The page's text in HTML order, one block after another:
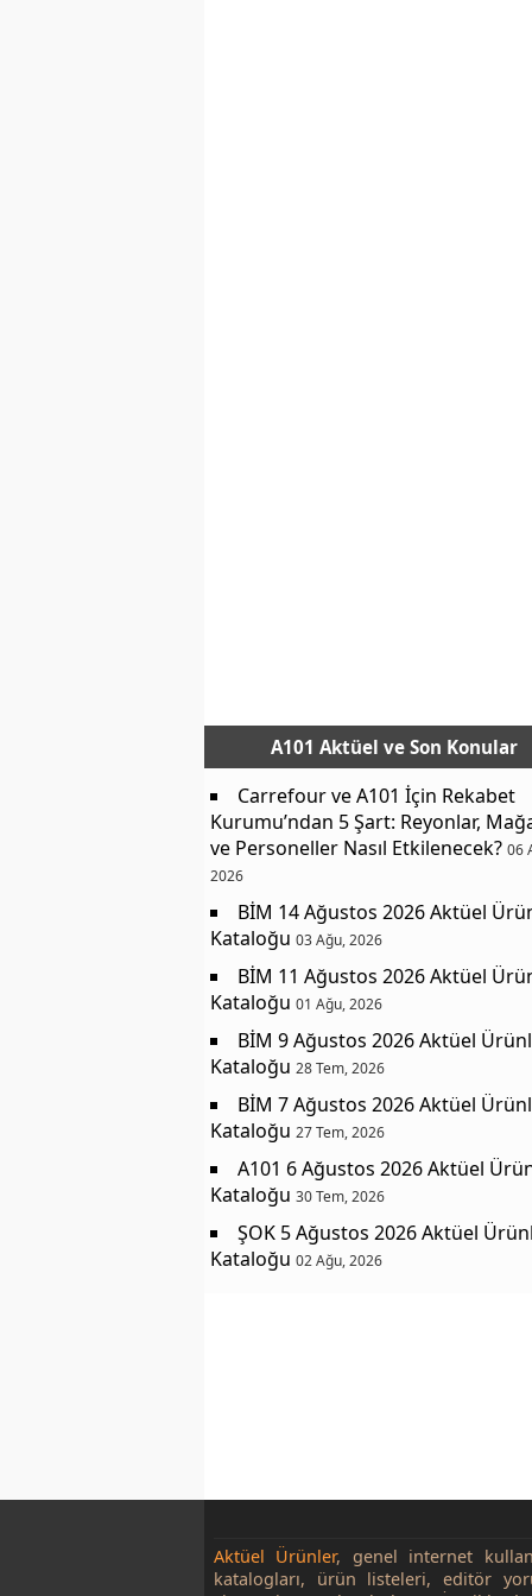
A101 Aktüel ve Son Konular
Carrefour ve A101 İçin Rekabet
Kurumu’ndan 5 Şart: Reyonlar,
ve Personeller Nasıl Etkilenecek? 06
2026
BİM 14 Ağustos 2026 Aktüel
Kataloğu 03 Ağu, 2026
BİM 11 Ağustos 2026 Aktüel
Kataloğu 01 Ağu, 2026
BİM 9 Ağustos 2026 Aktüel
Kataloğu 28 Tem, 2026
BİM 7 Ağustos 2026 Aktüel
Kataloğu 27 Tem, 2026
A101 6 Ağustos 2026 Aktüel
Kataloğu 30 Tem, 2026
ŞOK 5 Ağustos 2026 Aktüel
Kataloğu 02 Ağu, 2026
Aktüel Ürünler, genel internet
katalogları, ürün listeleri, editör